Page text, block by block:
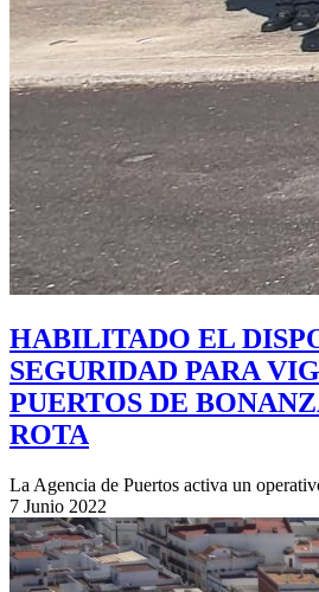
HABILITADO EL
SEGURIDAD PARA
PUERTOS DE
ROTA
La Agencia de Puertos activa un
7 Junio 2022